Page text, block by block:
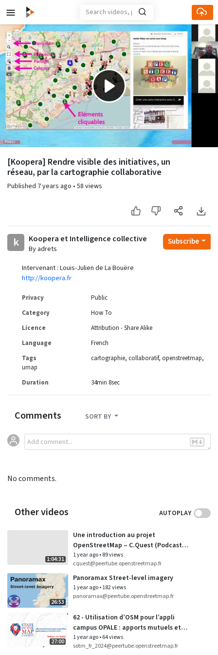
Play
Video
[Koopera] Rendre visible des initiatives, un
réseau, par la cartographie collaborative
Published 7 years ago • 58 views
k Koopera et Intelligence collective
By adrets
Subscribe
Intervenant : Louis-Julien de La Bouëre
http://koopera.fr
Privacy
Public
Category
How To
Licence
Attribution - Share Alike
Language
French
Tags
cartographie collaboratif openstreetmap
umap
Duration
34min 8sec
Comments SORT BY
No comments.
Other videos AUTOPLAY
1:04:31
Une introduction au projet
OpenStreetMap – C.Quest (Podcast
Projets Libres !)
1 year ago•89 views
cquest@peertube.openstreetmap.fr
26:53
Panoramax Street-level imagery
1 year ago•182 views
panoramax@peertube.openstreetmap.fr
27:00
62 - Utilisation d’OSM pour l’appli
campus OPALE : apports mutuels et
évolutions à venir
1 year ago•64 views
sotm_fr_2024@peertube.openstreetmap.fr